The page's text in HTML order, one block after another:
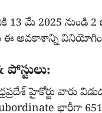
13 మే 2025 నుండి
ఈ అవకాశాన్ని
హైకోర్టు వారు
భారీగా